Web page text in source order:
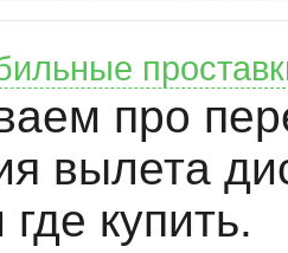
про
вылета
купить.